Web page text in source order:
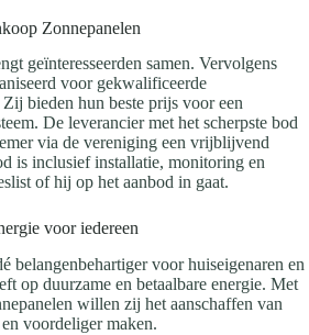
Zonnepanelen
geïnteresseerden samen. Vervolgens
voor gekwalificeerde
bieden hun beste prijs voor een
De leverancier met het scherpste bod
via de vereniging een vrijblijvend
is inclusief installatie, monitoring en
of hij op het aanbod in gaat.
voor iedereen
belangenbehartiger voor huiseigenaren en
op duurzame en betaalbare energie. Met
willen zij het aanschaffen van
voordeliger maken.